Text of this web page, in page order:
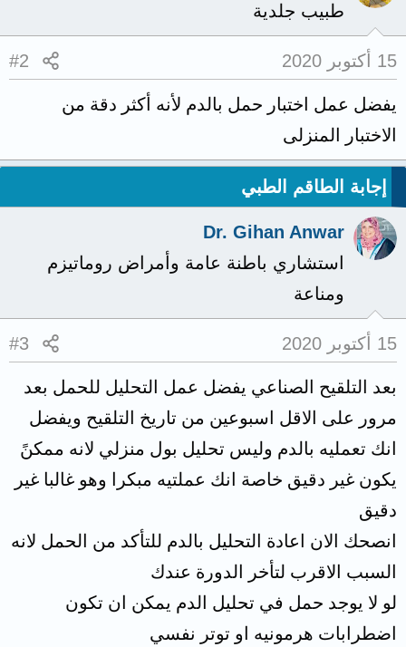
طبيب جلدية
15 أكتوبر 2020 #2
يفضل عمل اختبار حمل بالدم لأنه أكثر دقة من
الاختبار المنزلى
إجابة الطاقم الطبي
Dr. Gihan Anwar
استشاري باطنة عامة وأمراض روماتيزم
ومناعة
15 أكتوبر 2020 #3
بعد التلقيح الصناعي يفضل عمل التحليل للحمل بعد
مرور على الاقل اسبوعين من تاريخ التلقيح ويفضل
انك تعمليه بالدم وليس تحليل بول منزلي لانه ممكنً
يكون غير دقيق خاصة انك عملتيه مبكرا وهو غالبا غير
دقيق
انصحك الان اعادة التحليل بالدم للتأكد من الحمل لانه
السبب الاقرب لتأخر الدورة عندك
لو لا يوجد حمل في تحليل الدم يمكن ان تكون
اضطرابات هرمونيه او توتر نفسي